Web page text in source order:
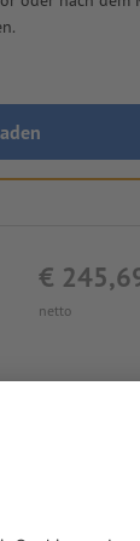
netto
€